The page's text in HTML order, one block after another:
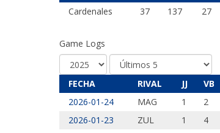
Cardenales
37 137 27
Game Logs
FECHA RIVAL JJ VB
2026-01-24
MAG 1 2
2026-01-23
ZUL 1 4